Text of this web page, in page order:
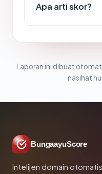
Apa arti skor?
Laporan ini dibuat
nasihat
BungaayuScore
Intelijen domain